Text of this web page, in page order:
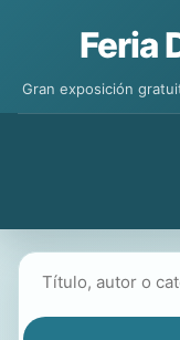
Feria
Gran exposición